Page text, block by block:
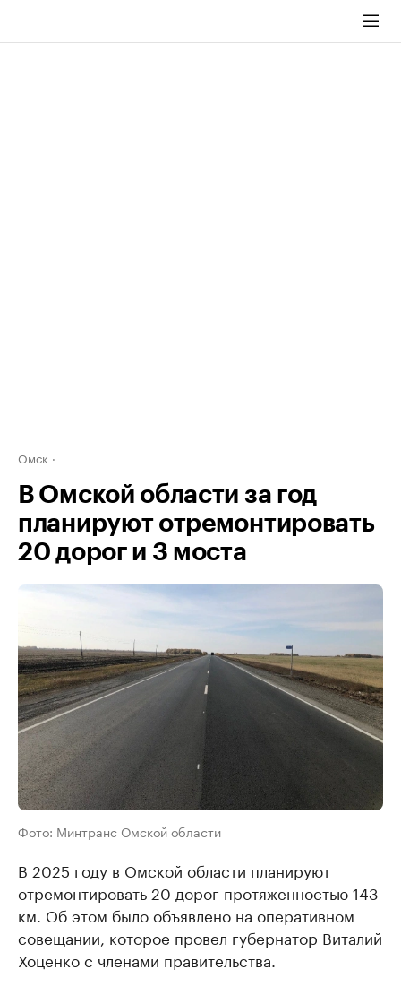
Омск
В Омской области за год
планируют отремонтировать
20 дорог и 3 моста
Фото: Минтранс Омской области
В 2025 году в Омской области планируют
отремонтировать 20 дорог протяженностью 143
км. Об этом было объявлено на оперативном
совещании, которое провел губернатор Виталий
Хоценко с членами правительства.